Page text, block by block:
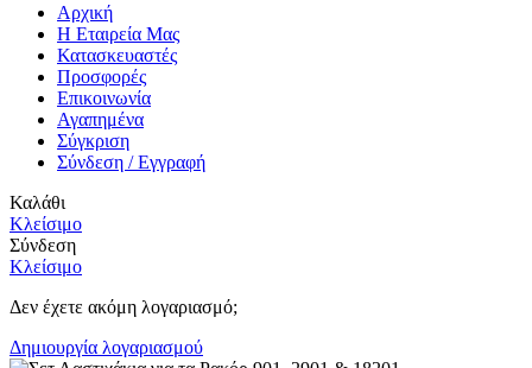
Αρχική
Η Εταιρεία Μας
Κατασκευαστές
Προσφορές
Επικοινωνία
Αγαπημένα
Σύγκριση
Σύνδεση / Εγγραφή
Καλάθι
Κλείσιμο
Σύνδεση
Κλείσιμο
Δεν έχετε ακόμη λογαριασμό;
Δημιουργία λογαριασμού